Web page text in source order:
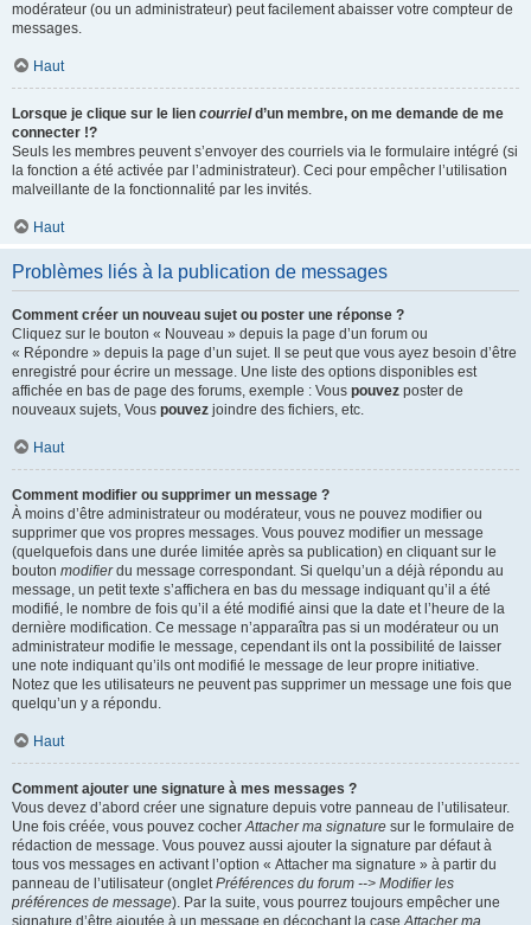
modérateur (ou un administrateur) peut facilement abaisser votre compteur de
messages.
Haut
Lorsque je clique sur le lien courrield’un membre, on me demande de me
connecter !?
Seuls les membres peuvent s’envoyer des courriels via le formulaire intégré (si
la fonction a été activée par l’administrateur). Ceci pour empêcher l’utilisation
malveillante de la fonctionnalité par les invités.
Haut
Problèmes liés à la publication de messages
Comment créer un nouveau sujet ou poster une réponse ?
Cliquez sur le bouton « Nouveau » depuis la page d’un forum ou
« Répondre » depuis la page d’un sujet. Il se peut que vous ayez besoin d’être
enregistré pour écrire un message. Une liste des options disponibles est
affichée en bas de page des forums, exemple : Vous pouvez poster de
nouveaux sujets, Vous pouvez joindre des fichiers, etc.
Haut
Comment modifier ou supprimer un message ?
À moins d’être administrateur ou modérateur, vous ne pouvez modifier ou
supprimer que vos propres messages. Vous pouvez modifier un message
(quelquefois dans une durée limitée après sa publication) en cliquant sur le
bouton modifierdu message correspondant. Si quelqu’un a déjà répondu au
message, un petit texte s’affichera en bas du message indiquant qu’il a été
modifié, le nombre de fois qu’il a été modifié ainsi que la date et l’heure de la
dernière modification. Ce message n’apparaîtra pas si un modérateur ou un
administrateur modifie le message, cependant ils ont la possibilité de laisser
une note indiquant qu’ils ont modifié le message de leur propre initiative.
Notez que les utilisateurs ne peuvent pas supprimer un message une fois que
quelqu’un y a répondu.
Haut
Comment ajouter une signature à mes messages ?
Vous devez d’abord créer une signature depuis votre panneau de l’utilisateur.
Une fois créée, vous pouvez cocherAttacher ma signature sur le formulaire de
rédaction de message. Vous pouvez aussi ajouter la signature par défaut à
tous vos messages en activant l’option « Attacher ma signature » à partir du
panneau de l’utilisateur (ongletPréférences du forum --> Modifier les
préférences de message). Par la suite, vous pourrez toujours empêcher une
signature d’être ajoutée à un message en décochant la caseAttacher ma